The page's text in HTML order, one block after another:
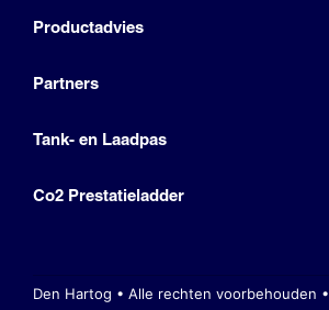
Productadvies
Partners
Tank- en Laadpas
Co2 Prestatieladder
Den Hartog • Alle rechten voorbehouden •